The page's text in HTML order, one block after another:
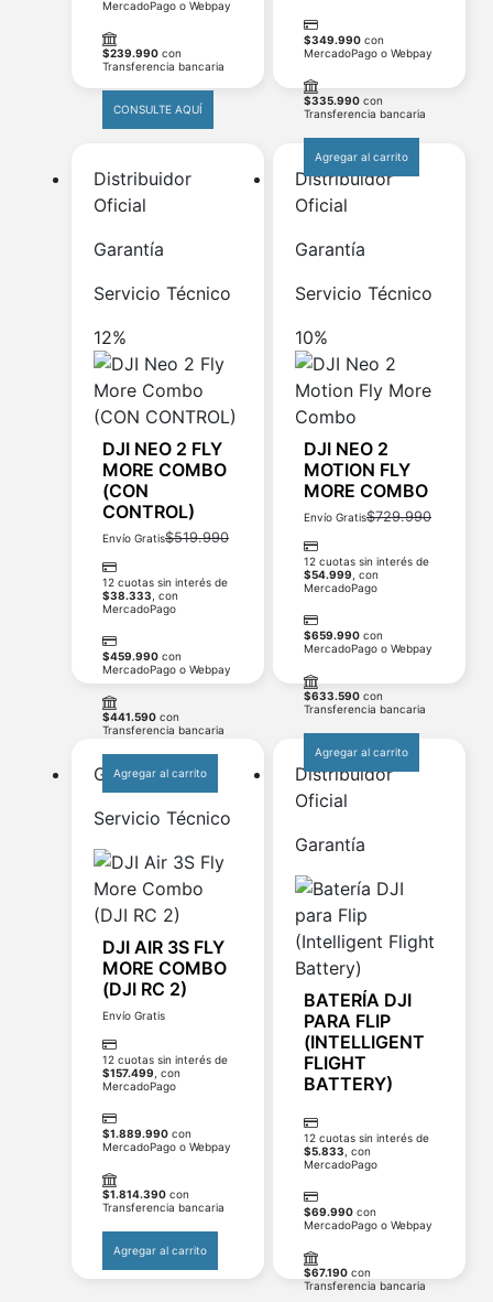
MercadoPago o Webpay
$239.990 con
Transferencia bancaria
CONSULTE AQUÍ
$349.990 con
MercadoPago o Webpay
$335.990 con
Transferencia bancaria
Agregar al carrito
Distribuidor
Oficial
Garantía
Servicio Técnico
12%
DJI NEO 2 FLY
MORE COMBO
(CON
CONTROL)
$519.990
Envío Gratis
12 cuotas sin interés de
$38.333 , con
MercadoPago
$459.990 con
MercadoPago o Webpay
$441.590 con
Transferencia bancaria
Agregar al carrito
Distribuidor
Oficial
Garantía
Servicio Técnico
10%
DJI NEO 2
MOTION FLY
MORE COMBO
$729.990
Envío Gratis
12 cuotas sin interés de
$54.999 , con
MercadoPago
$659.990 con
MercadoPago o Webpay
$633.590 con
Transferencia bancaria
Agregar al carrito
Garantía
Servicio Técnico
DJI AIR 3S FLY
MORE COMBO
(DJI RC 2)
Envío Gratis
12 cuotas sin interés de
$157.499 , con
MercadoPago
$1.889.990 con
MercadoPago o Webpay
$1.814.390 con
Transferencia bancaria
Agregar al carrito
Distribuidor
Oficial
Garantía
BATERÍA DJI
PARA FLIP
(INTELLIGENT
FLIGHT
BATTERY)
12 cuotas sin interés de
$5.833 , con
MercadoPago
$69.990 con
MercadoPago o Webpay
$67.190 con
Transferencia bancaria